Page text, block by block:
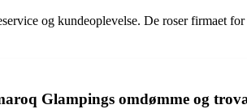
og kundeoplevelse. De roser firmaet
Glampings omdømme og